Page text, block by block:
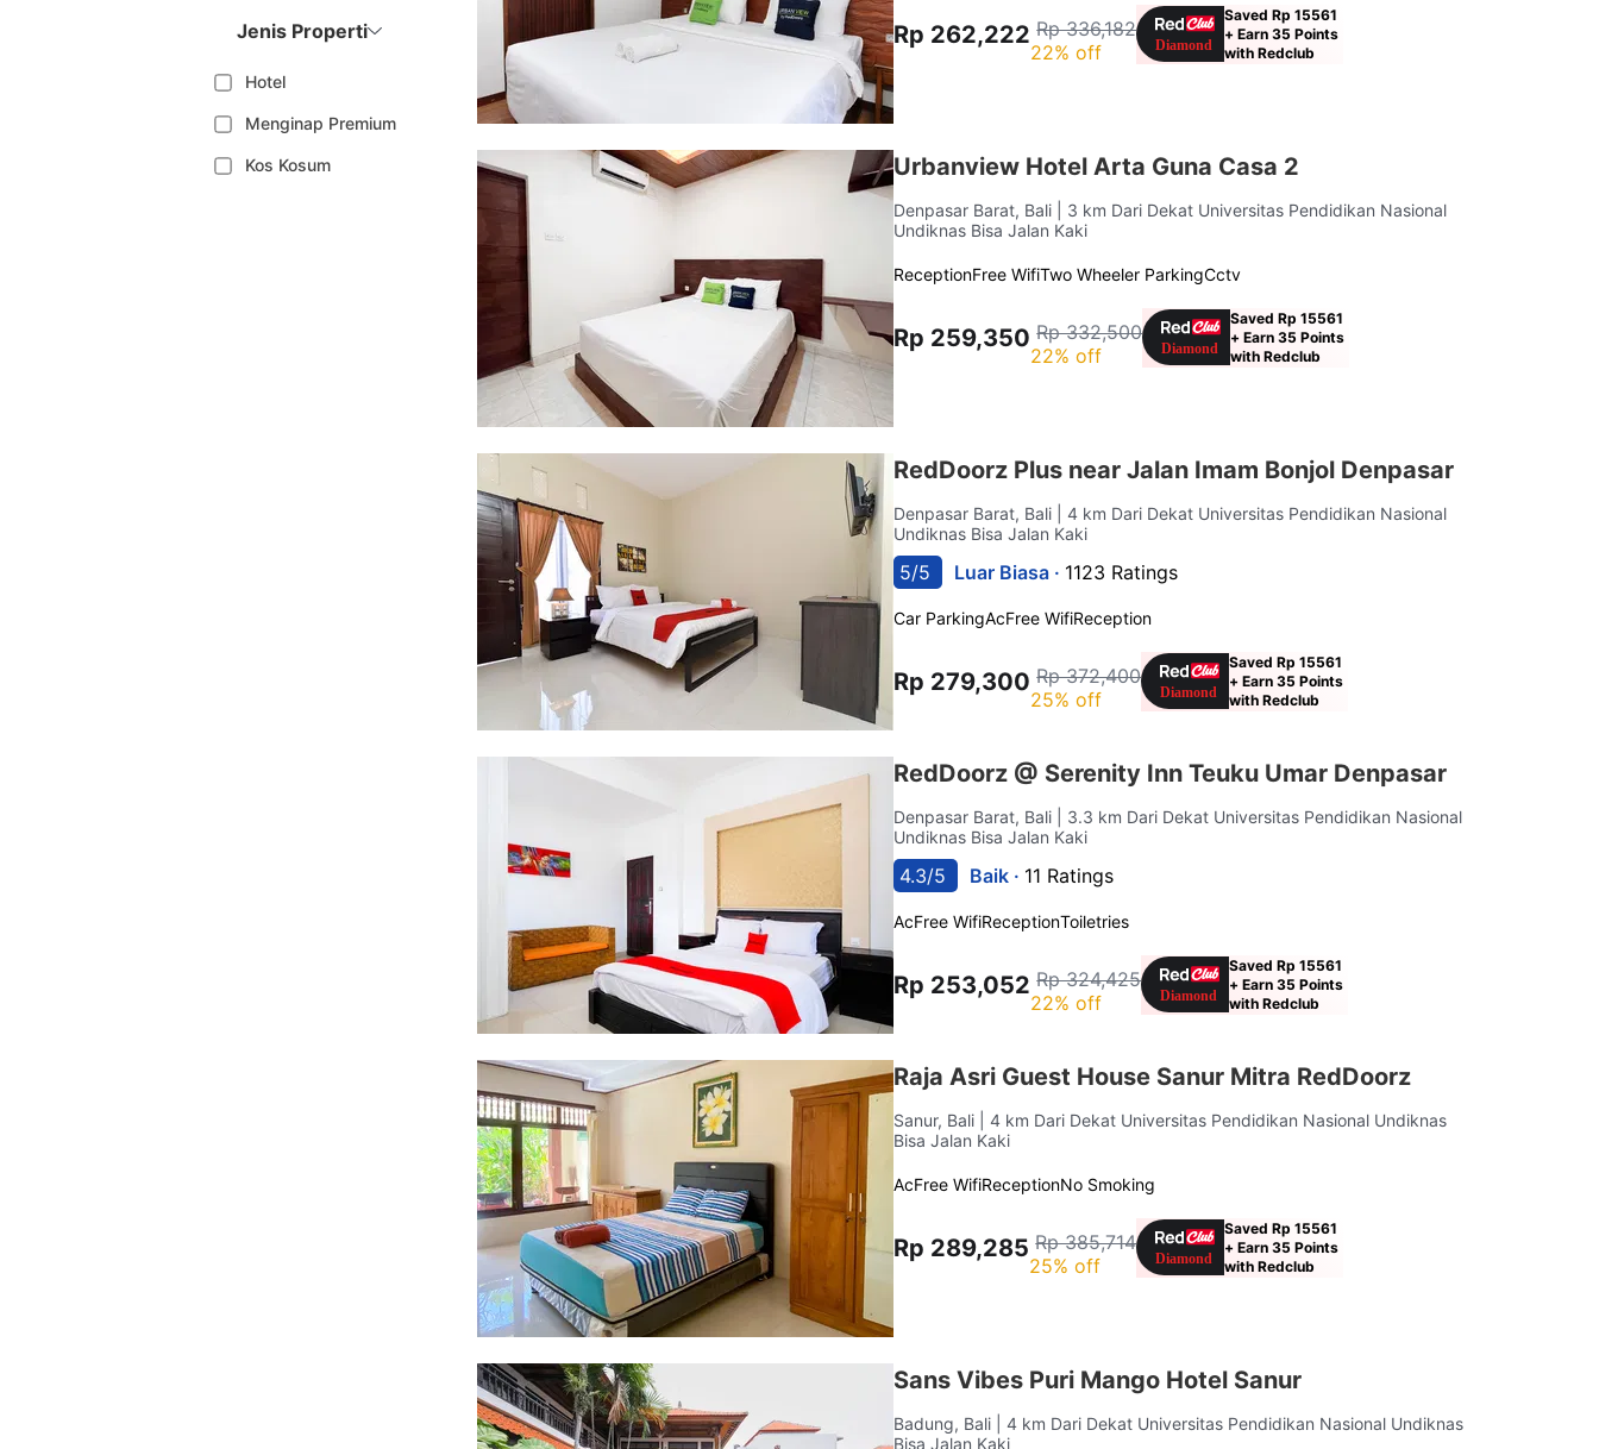
Jenis Properti
Hotel
Menginap Premium
Kos Kosum
Rp 262,222 Rp 336,182
22% off
Saved Rp 15561
+ Earn 35 Points
with Redclub
Urbanview Hotel Arta Guna Casa 2
Denpasar Barat, Bali
| 3 km Dari Dekat Universitas Pendidikan Nasional
Undiknas Bisa Jalan Kaki
ReceptionFree WifiTwo Wheeler ParkingCctv
Rp 259,350 Rp 332,500
22% off
Saved Rp 15561
+ Earn 35 Points
with Redclub
RedDoorz Plus near Jalan Imam Bonjol Denpasar
Denpasar Barat, Bali
| 4 km Dari Dekat Universitas Pendidikan Nasional
Undiknas Bisa Jalan Kaki
5/5 Luar Biasa · 1123 Ratings
Car ParkingAcFree WifiReception
Rp 279,300 Rp 372,400
25% off
Saved Rp 15561
+ Earn 35 Points
with Redclub
RedDoorz @ Serenity Inn Teuku Umar Denpasar
Denpasar Barat, Bali
| 3.3 km Dari Dekat Universitas Pendidikan Nasional
Undiknas Bisa Jalan Kaki
4.3/5 Baik · 11 Ratings
AcFree WifiReceptionToiletries
Rp 253,052 Rp 324,425
22% off
Saved Rp 15561
+ Earn 35 Points
with Redclub
Raja Asri Guest House Sanur Mitra RedDoorz
Sanur, Bali
| 4 km Dari Dekat Universitas Pendidikan Nasional Undiknas
Bisa Jalan Kaki
AcFree WifiReceptionNo Smoking
Rp 289,285 Rp 385,714
25% off
Saved Rp 15561
+ Earn 35 Points
with Redclub
Sans Vibes Puri Mango Hotel Sanur
Badung, Bali
| 4 km Dari Dekat Universitas Pendidikan Nasional Undiknas
Bisa Jalan Kaki